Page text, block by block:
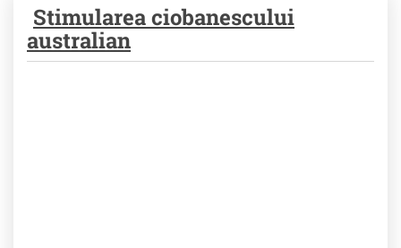
Stimularea ciobanescului
australian